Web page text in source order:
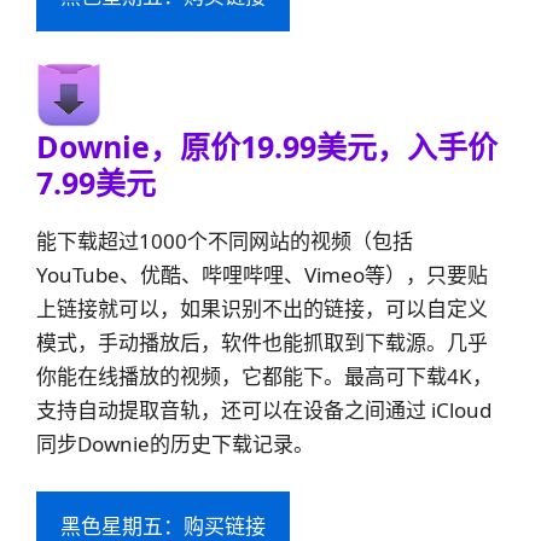
Downie，原价19.99美元，入手价
7.99美元
能下载超过1000个不同网站的视频（包括
YouTube、优酷、哔哩哔哩、Vimeo等），只要贴
上链接就可以，如果识别不出的链接，可以自定义
模式，手动播放后，软件也能抓取到下载源。几乎
你能在线播放的视频，它都能下。最高可下载4K，
支持自动提取音轨，还可以在设备之间通过 iCloud
同步Downie的历史下载记录。
黑色星期五：购买链接